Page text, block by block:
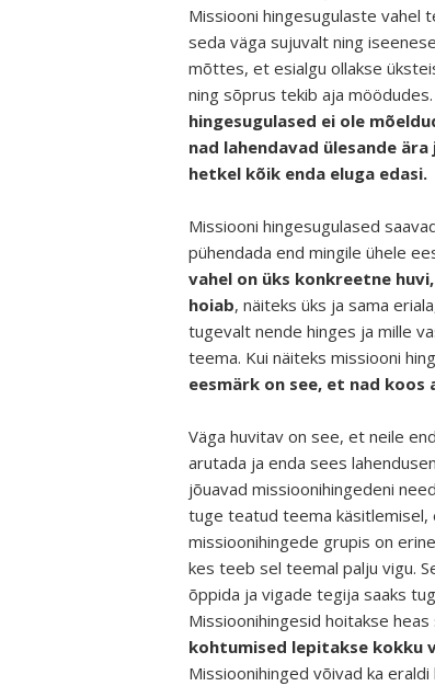
Missiooni hingesugulaste vahel
seda väga sujuvalt ning
mõttes, et esialgu ollakse
ning sõprus tekib aja möödudes.
hingesugulased ei ole
nad lahendavad ülesande ära
hetkel kõik enda eluga edasi.
Missiooni hingesugulased
pühendada end mingile ühele
vahel on üks konkreetne
hoiab, näiteks üks ja sama
tugevalt nende hinges ja mille
teema. Kui näiteks missiooni
eesmärk on see, et nad
Väga huvitav on see, et neile
arutada ja enda sees
jõuavad missioonihingedeni
tuge teatud teema käsitlemisel,
missioonihingede grupis on
kes teeb sel teemal palju vigu.
õppida ja vigade tegija saaks
Missioonihingesid hoitakse
kohtumised lepitakse kokku
Missioonihinged võivad ka